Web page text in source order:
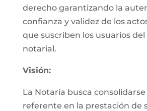
derecho garantizando la
confianza y validez de los
que suscriben los usuarios del
notarial.
Visión:
La Notaría busca
referente en la prestación de